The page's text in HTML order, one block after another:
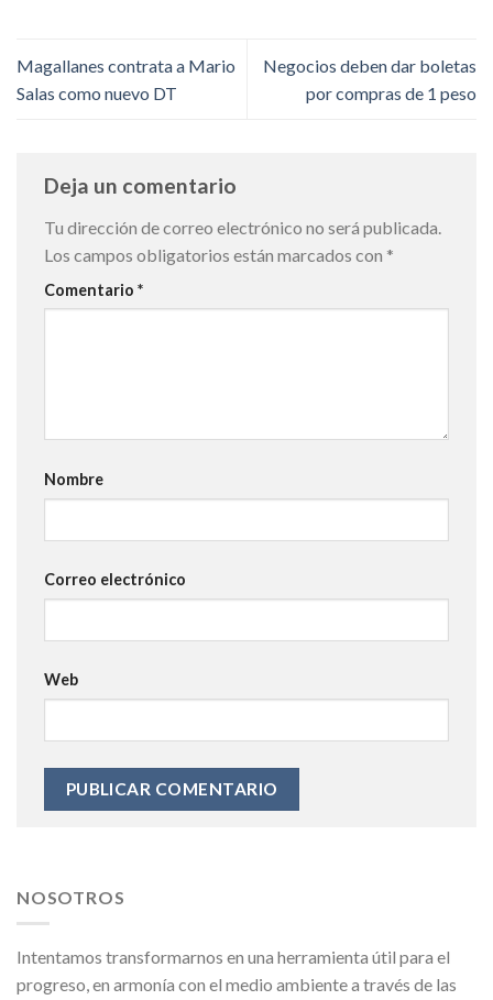
Magallanes contrata a Mario
Salas como nuevo DT
Negocios deben dar boletas
por compras de 1 peso
Deja un comentario
Tu dirección de correo electrónico no será publicada.
Los campos obligatorios están marcados con *
Comentario *
Nombre
Correo electrónico
Web
NOSOTROS
Intentamos transformarnos en una herramienta útil para el
progreso, en armonía con el medio ambiente a través de las